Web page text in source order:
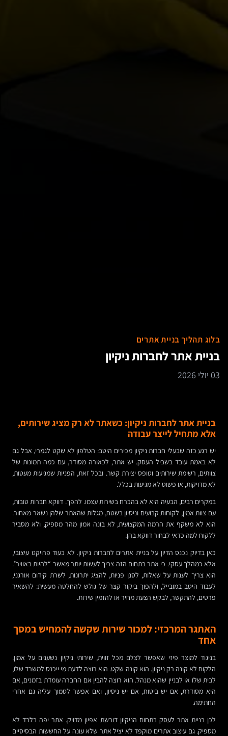
בלוג תהליך בניית אתרים
בניית אתר לחברות ניקיון
03 יולי 2026
בניית אתר לחברות ניקיון: כשאתר לא רק מציג שירותים,
אלא מתחיל לייצר עבודה
יש רגע כזה שבעלי חברות ניקיון מכירים היטב: הטלפון לא שקט לגמרי, אבל גם
לא באמת עובד בשביל העסק. יש אתר, לכאורה מסודר, עם כמה תמונות של
צוותים, רשימת שירותים וטופס יצירת קשר. ובכל זאת, הפניות שמגיעות מעטות,
לא מדויקות, או פשוט לא מגיעות בכלל.
במקרים רבים, הבעיה היא לא בהכרח בשירות עצמו. להפך. דווקא חברות טובות,
עם צוות אמין, לקוחות קבועים וניסיון בשטח, מגלות שהאתר שלהן נשאר מאחור.
הוא לא משקף את הרמה המקצועית, לא בונה אמון מהר מספיק, ולא מסביר
ללקוח למה כדאי לבחור דווקא בהן.
כאן בדיוק נכנס הדיון על בניית אתרים לחברות ניקיון. לא כעוד פרויקט עיצובי,
אלא כמהלך עסקי. כי אתר בתחום הזה צריך לעשות יותר מאשר “להיות באוויר”.
הוא צריך לענות על שאלות, לסנן פניות, להציג יתרונות, לשרת קידום אורגני,
לעבוד היטב במובייל, ולהפוך ביקור קצר של גולש להחלטה מעשית: להשאיר
פרטים, להתקשר, לבקש הצעת מחיר או להזמין שירות.
האתגר המרכזי: למכור שירות שקשה להמחיש במסך
אחד
בניגוד למוצר פיזי שאפשר לצלם מכל זווית, שירותי ניקיון נשענים על אמון.
הלקוח לא קונה רק ניקיון. הוא קונה שקט. הוא רוצה לדעת מי ייכנס למשרד שלו,
לבית שלו או לבניין שהוא מנהל. הוא רוצה להבין אם החברה עומדת בזמנים, אם
היא מסודרת, אם יש ביטוח, אם יש ניסיון, ואם אפשר לסמוך עליה גם אחרי
החתימה.
לכן בניית אתר לעסק בתחום הניקיון דורשת אפיון מדויק. אתר יפה בלבד לא
מספיק. גם עיצוב אתרים מוקפד לא יציל אתר שלא עונה על החששות הבסיסיים